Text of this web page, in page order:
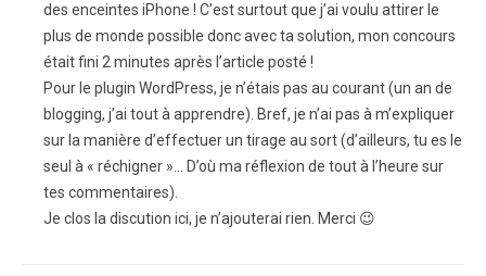
des enceintes iPhone ! C’est surtout que j’ai voulu attirer le
plus de monde possible donc avec ta solution, mon concours
était fini 2 minutes après l’article posté !
Pour le plugin WordPress, je n’étais pas au courant (un an de
blogging, j’ai tout à apprendre). Bref, je n’ai pas à m’expliquer
sur la manière d’effectuer un tirage au sort (d’ailleurs, tu es le
seul à « réchigner »… D’où ma réflexion de tout à l’heure sur
tes commentaires).
Je clos la discution ici, je n’ajouterai rien. Merci 😉